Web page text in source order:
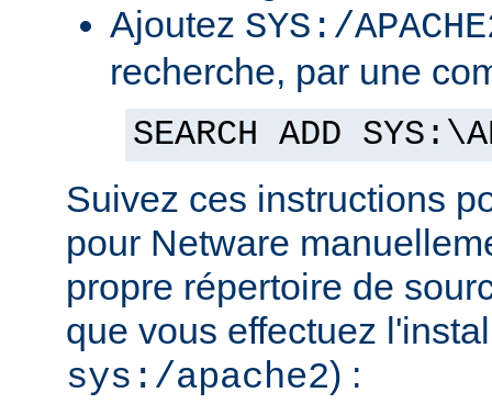
Ajoutez SYS:/
recherche, par une
SEARCH ADD
Suivez ces instructions
pour Netware
propre répertoire de
que vous effectuez
sys:/apache2) :